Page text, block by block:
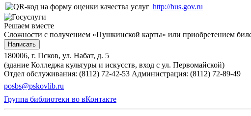
http://bus.gov.ru
Решаем вместе
Сложности с получением «Пушкинской карты» или приобретением
Написать
180006, г. Псков, ул. Набат, д. 5
(здание Колледжа культуры и искусств, вход с ул. Первомайской)
Отдел обслуживания: (8112) 72-42-53 Администрация: (8112) 72-89-49
posbs@pskovlib.ru
Группа библиотеки во вКонтакте